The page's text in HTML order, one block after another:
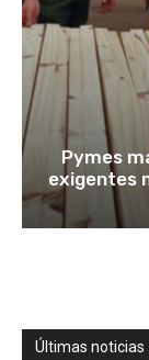
Pymes
exigentes
Últimas noticias